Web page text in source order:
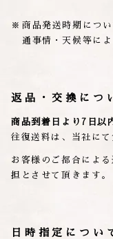
商品発送時期につ
通事情・天候等に
返品・交換につ
商品到着日より7日以
往復送料は、当社にて
お客様のご都合によ
担とさせて頂きます。
日時指定につい